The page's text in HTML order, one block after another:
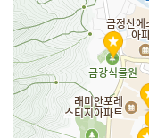
취급 메뉴
인허가번호